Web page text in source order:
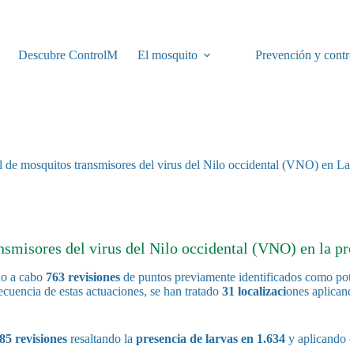
Descubre ControlM
El mosquito Prevención y
mosquitos transmisores del virus del Nilo occidental (VNO) en
del virus del Nilo occidental (VNO) en la
a cabo 763 revisiones de puntos previamente identificados como
de estas actuaciones, se han tratado 31 localizaciones
revisiones resaltando la presencia de larvas en 1.634 y aplicando